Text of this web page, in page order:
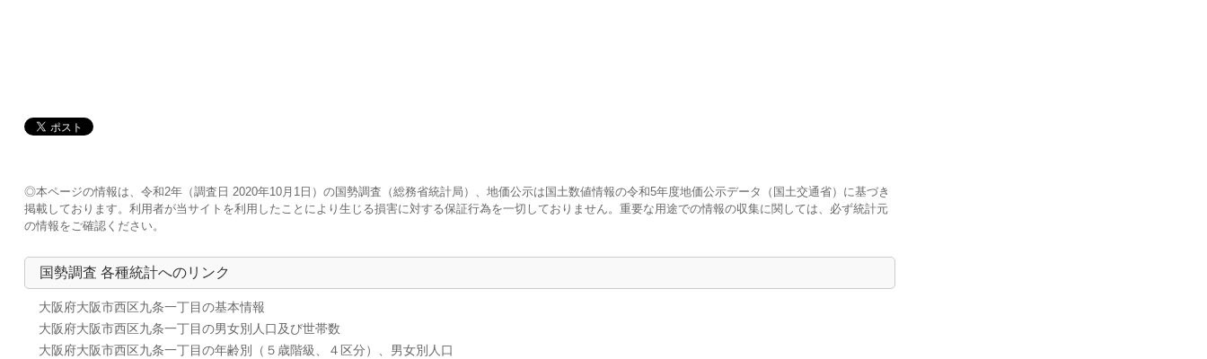
◎本ページの情報は、令和2年（調査日 2020年10月1日）の国勢調査（総務省統計局）、地価公示は国土数値情報の令和5年度地価公示データ（国土交通省）に基づき
掲載しております。利用者が当サイトを利用したことにより生じる損害に対する保証行為を一切しておりません。重要な用途での情報の収集に関しては、必ず統計元
の情報をご確認ください。
国勢調査 各種統計へのリンク
大阪府大阪市西区九条一丁目の基本情報
大阪府大阪市西区九条一丁目の男女別人口及び世帯数
大阪府大阪市西区九条一丁目の年齢別（５歳階級、４区分）、男女別人口